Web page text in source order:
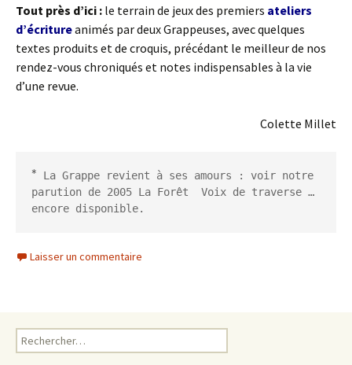
Tout près d’ici : le terrain de jeux des premiers ateliers
d’écritureanimés par deux Grappeuses, avec quelques
textes produits et de croquis, précédant le meilleur de nos
rendez-vous chroniqués et notes indispensables à la vie
d’une revue.
Colette Millet
*
La Grappe revient à ses amours : voir notre
parution de 2005 La Forêt  Voix de traverse …
encore disponible.
Laisser un commentaire
Rechercher :